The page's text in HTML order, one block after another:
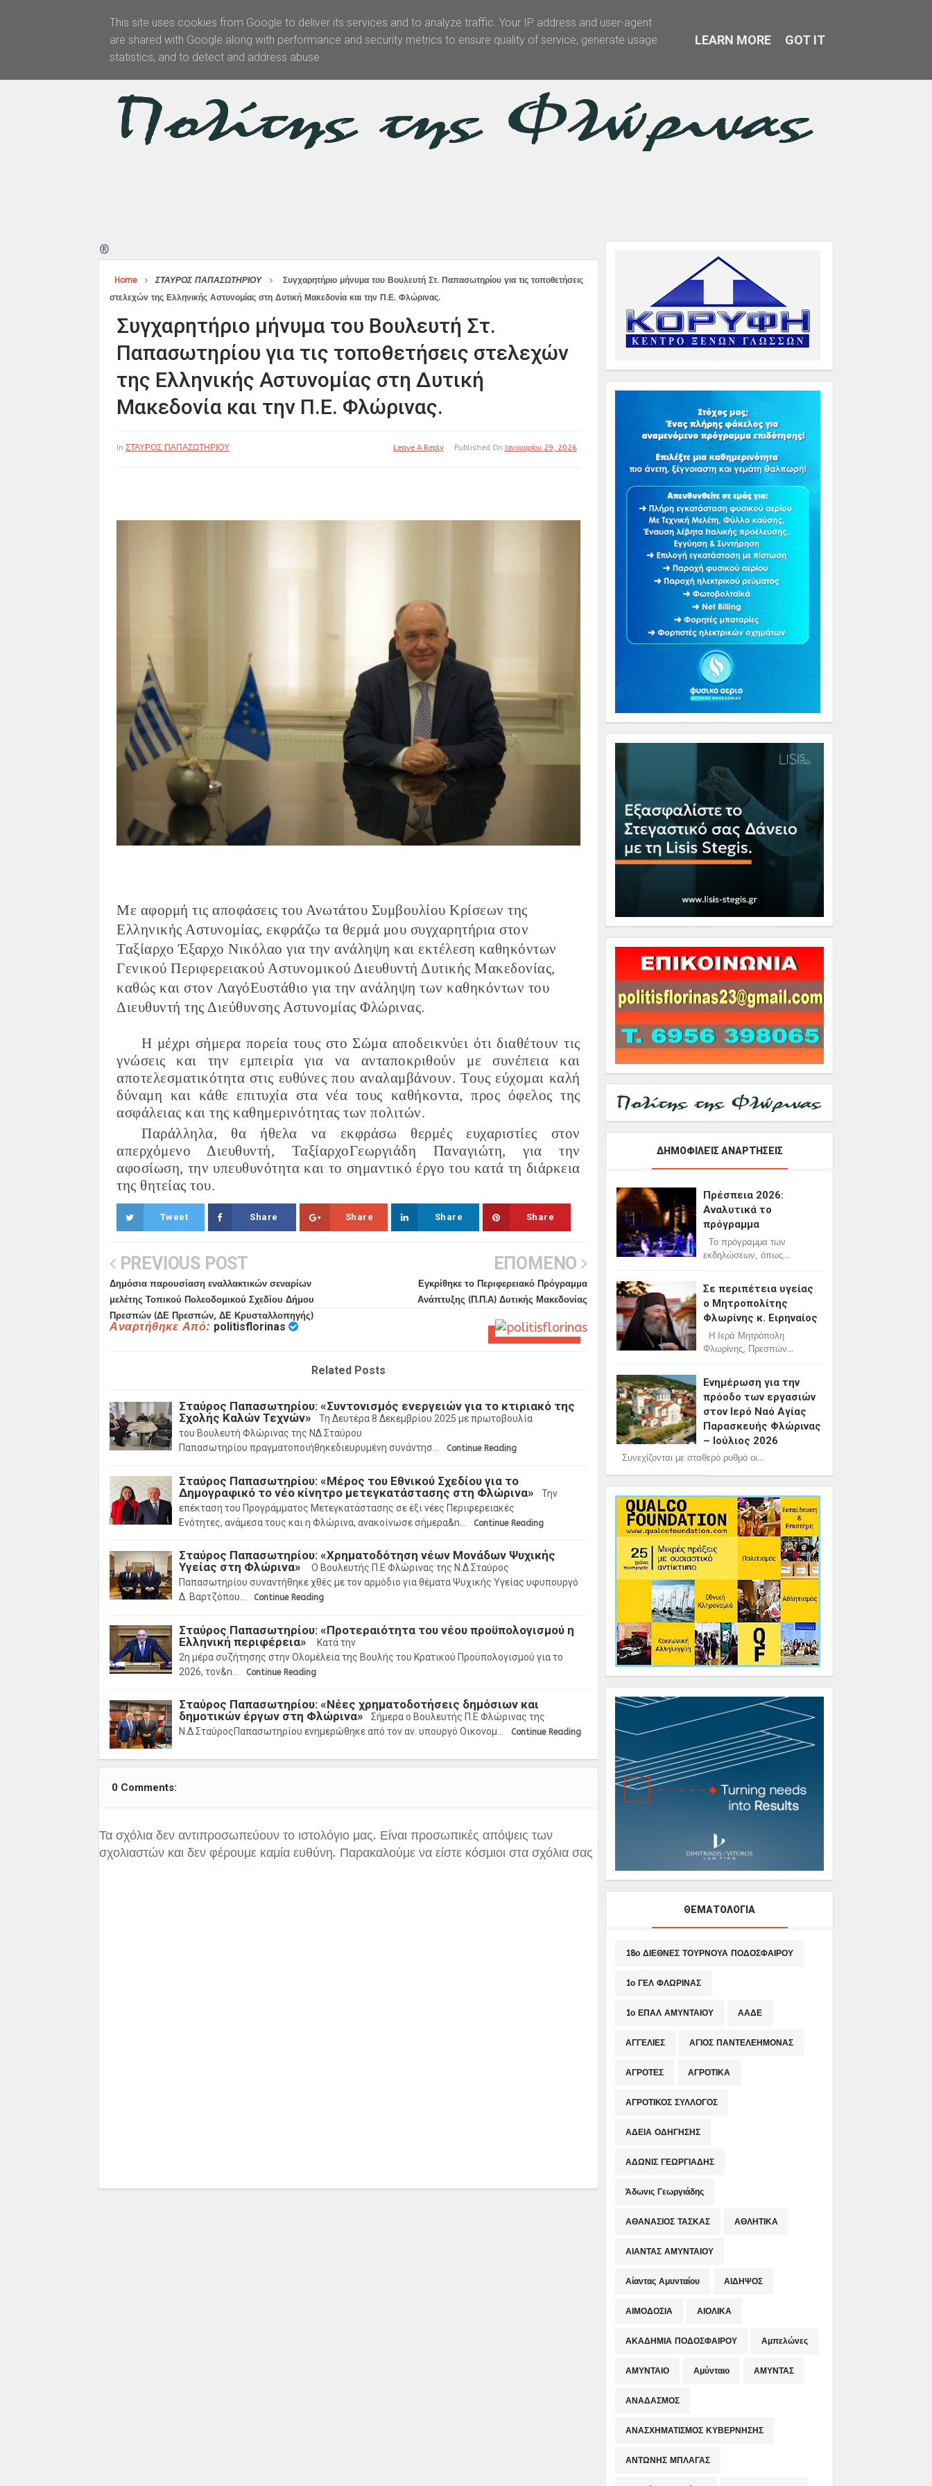
Αρχική Θεματολογία Άρθρα -Απόψεις Πολιτισμός Επικοινωνία
®
Home ΣΤΑΥΡΟΣ ΠΑΠΑΣΩΤΗΡΙΟΥ
Συγχαρητήριο μήνυμα του Βουλευτή Στ. Παπασωτηρίου για τις τοποθετήσεις
στελεχών της Ελληνικής Αστυνομίας στη Δυτική Μακεδονία και την Π.Ε. Φλώρινας.
Συγχαρητήριο μήνυμα του Βουλευτή Στ.
Παπασωτηρίου για τις τοποθετήσεις στελεχών
της Ελληνικής Αστυνομίας στη Δυτική
Μακεδονία και την Π.Ε. Φλώρινας.
In ΣΤΑΥΡΟΣ ΠΑΠΑΣΩΤΗΡΙΟΥ Published On Ιανουαρίου 29, 2026
Leave A Reply
Με αφορμή τις αποφάσεις του Ανωτάτου Συμβουλίου Κρίσεων της
Ελληνικής Αστυνομίας, εκφράζω τα θερμά μου συγχαρητήρια στον
ΤαξίαρχοΈξαρχο Νικόλαο για την ανάληψη και εκτέλεση καθηκόντων
Γενικού Περιφερειακού Αστυνομικού Διευθυντή Δυτικής Μακεδονίας,
καθώς και στον ΛαγόΕυστάθιο για την ανάληψη των καθηκόντων του
Διευθυντή της Διεύθυνσης Αστυνομίας Φλώρινας.
Η μέχρι σήμερα πορεία τους στο Σώμα αποδεικνύει ότι διαθέτουν τις
γνώσεις και την εμπειρία για να ανταποκριθούν με συνέπεια και
αποτελεσματικότητα στις ευθύνες που αναλαμβάνουν. Τους εύχομαι καλή
δύναμη και κάθε επιτυχία στα νέα τους καθήκοντα, προς όφελος της
ασφάλειας και της καθημερινότητας των πολιτών.
Παράλληλα, θα ήθελα να εκφράσω θερμές ευχαριστίες στον
απερχόμενο Διευθυντή, ΤαξίαρχοΓεωργιάδη Παναγιώτη, για την
αφοσίωση, την υπευθυνότητα και το σημαντικό έργο του κατά τη διάρκεια
της θητείας του.
Tweet Share Share Share Share
PREVIOUS POST
Δημόσια παρουσίαση εναλλακτικών σεναρίων
μελέτης Τοπικού Πολεοδομικού Σχεδίου Δήμου
Πρεσπών (ΔΕ Πρεσπών, ΔΕ Κρυσταλλοπηγής)
ΕΠΟΜΕΝΟ
Εγκρίθηκε το Περιφερειακό Πρόγραμμα
Ανάπτυξης (Π.Π.Α) Δυτικής Μακεδονίας
Αναρτήθηκε Από: politisflorinas
Related Posts
Σταύρος Παπασωτηρίου: «Συντονισμός ενεργειών για το κτιριακό της
Σχολής Καλών Τεχνών»
Τη Δευτέρα 8 Δεκεμβρίου 2025 με πρωτοβουλία
του Βουλευτή Φλώρινας της ΝΔ Σταύρου
Παπασωτηρίου πραγματοποιήθηκεδιευρυμένη συνάντησ…
Continue Reading
Σταύρος Παπασωτηρίου: «Μέρος του Εθνικού Σχεδίου για το
Δημογραφικό το νέο κίνητρο μετεγκατάστασης στη Φλώρινα»
Την
επέκταση του Προγράμματος Μετεγκατάστασης σε έξι νέες Περιφερειακές
Ενότητες, ανάμεσα τους και η Φλώρινα, ανακοίνωσε σήμερα&n…
Continue Reading
Σταύρος Παπασωτηρίου: «Χρηματοδότηση νέων Μονάδων Ψυχικής
Υγείας στη Φλώρινα»
Ο Βουλευτής Π.Ε Φλώρινας της Ν.Δ Σταύρος
Παπασωτηρίου συναντήθηκε χθές με τον αρμόδιο για θέματα Ψυχικής Υγείας υφυπουργό
Δ. Βαρτζόπου…
Continue Reading
Σταύρος Παπασωτηρίου: «Προτεραιότητα του νέου προϋπολογισμού η
Ελληνική περιφέρεια»
Κατά την
2η μέρα συζήτησης στην Ολομέλεια της Βουλής του Κρατικού Προϋπολογισμού για το
2026, τον&n…
Continue Reading
Σταύρος Παπασωτηρίου: «Νέες χρηματοδοτήσεις δημόσιων και
δημοτικών έργων στη Φλώρινα»
Σήμερα ο Βουλευτής Π.Ε Φλώρινας της
Ν.Δ ΣταύροςΠαπασωτηρίου ενημερώθηκε από τον αν. υπουργό Οικονομ…
Continue Reading
0 Comments:
Τα σχόλια δεν αντιπροσωπεύουν το ιστολόγιο μας. Είναι προσωπικές απόψεις των
σχολιαστών και δεν φέρουμε καμία ευθύνη. Παρακαλούμε να είστε κόσμιοι στα σχόλια σας
ΔΗΜΟΦΙΛΕΊΣ ΑΝΑΡΤΉΣΕΙΣ
Πρέσπεια 2026:
Αναλυτικά το
πρόγραμμα
Το πρόγραμμα των
εκδηλώσεων, όπως...
Σε περιπέτεια υγείας
ο Μητροπολίτης
Φλωρίνης κ. Ειρηναίος
Η Ιερά Μητρόπολη
Φλωρίνης, Πρεσπών...
Ενημέρωση για την
πρόοδο των εργασιών
στον Ιερό Ναό Αγίας
Παρασκευής Φλώρινας
– Ιούλιος 2026
Συνεχίζονται με σταθερό ρυθμό οι...
ΘΕΜΑΤΟΛΟΓΙΑ
18ο ΔΙΕΘΝΕΣ ΤΟΥΡΝΟΥΑ ΠΟΔΟΣΦΑΙΡΟΥ
1ο ΓΕΛ ΦΛΩΡΙΝΑΣ
1ο ΕΠΑΛ ΑΜΥΝΤΑΙΟΥ ΑΑΔΕ
ΑΓΓΕΛΙΕΣ ΑΓΙΟΣ ΠΑΝΤΕΛΕΗΜΟΝΑΣ
ΑΓΡΟΤΕΣ ΑΓΡΟΤΙΚΑ
ΑΓΡΟΤΙΚΟΣ ΣΥΛΛΟΓΟΣ
ΑΔΕΙΑ ΟΔΗΓΗΣΗΣ
ΑΔΩΝΙΣ ΓΕΩΡΓΙΑΔΗΣ
Άδωνις Γεωργιάδης
ΑΘΑΝΑΣΙΟΣ ΤΑΣΚΑΣ ΑΘΛΗΤΙΚΑ
ΑΙΑΝΤΑΣ ΑΜΥΝΤΑΙΟΥ
Αίαντας Αμυνταίου ΑΙΔΗΨΟΣ
ΑΙΜΟΔΟΣΙΑ ΑΙΟΛΙΚΑ
ΑΚΑΔΗΜΙΑ ΠΟΔΟΣΦΑΙΡΟΥ Αμπελώνες
ΑΜΥΝΤΑΙΟ Αμύνταιο ΑΜΥΝΤΑΣ
ΑΝΑΔΑΣΜΟΣ
ΑΝΑΣΧΗΜΑΤΙΣΜΟΣ ΚΥΒΕΡΝΗΣΗΣ
ΑΝΤΩΝΗΣ ΜΠΛΑΓΑΣ
This site uses cookies from Google to deliver its services and to analyze traffic. Your IP address and user-agent
are shared with Google along with performance and security metrics to ensure quality of service, generate usage
statistics, and to detect and address abuse.
LEARN MORE GOT IT